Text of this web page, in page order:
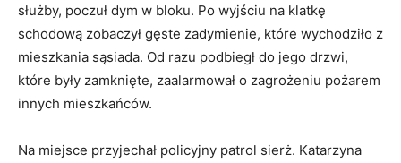
służby, poczuł dym w bloku. Po wyjściu na klatkę
schodową zobaczył gęste zadymienie, które wychodziło z
mieszkania sąsiada. Od razu podbiegł do jego drzwi,
które były zamknięte, zaalarmował o zagrożeniu pożarem
innych mieszkańców.
Na miejsce przyjechał policyjny patrol sierż. Katarzyna